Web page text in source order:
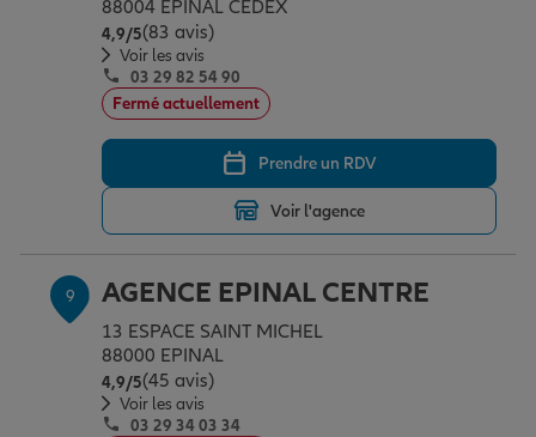
88004 EPINAL CEDEX
4,9/5Note de 4.9 sur 5
(83 avis)
Voir les avis
03 29 82 54 90
Fermé actuellement
Prendre un RDV
Voir l'agence
9 AGENCE EPINAL CENTRE
13 ESPACE SAINT MICHEL
88000 EPINAL
4,9/5Note de 4.9 sur 5
(45 avis)
Voir les avis
03 29 34 03 34